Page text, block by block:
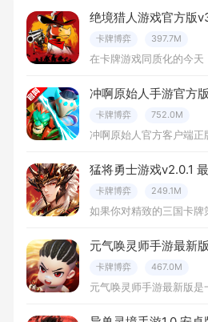
绝境猎人游戏官方版
卡牌博弈 397.7M
冲啊原始人手游官方
卡牌博弈 752.0M
猛将勇士游戏v2.0.1
卡牌博弈 249.1M
元气唤灵师手游最新
卡牌博弈 467.0M